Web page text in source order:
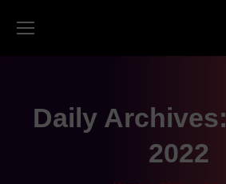
Daily Archives:
2022
You are here: